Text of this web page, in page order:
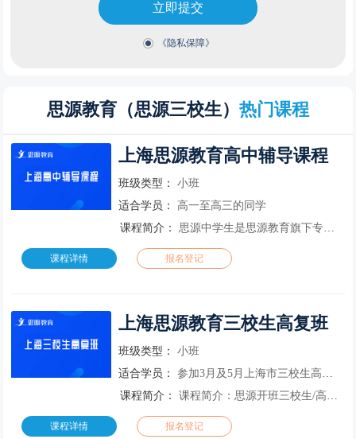
立即提交
《隐私保障》
思源教育（思源三校生） 热门课程
上海思源教育高中辅导课程
班级类型：
小班
适合学员：
高一至高三的同学
课程简介：
思源中学生是思源教育旗下专业的中学生辅导品牌，为高一至高三的学生提供专业有效的学习辅导！上海思源教育高中辅导四大优势：老师用心|孩子开心|家长放心科学的课程体系：教授各种综合题型解题方法和思路，让孩子
课程详情 报名登记
上海思源教育三校生高复班
班级类型：
小班
适合学员：
参加3月及5月上海市三校生高考的历届、应届三校毕业生、非沪籍考生
课程简介：
课程简介：思源开班三校生/高复已有十多年历史，汇聚了一大批教学水平高、教学经验丰富的三校生高复老师，学校开设多种班级，分别满足学员不同的需要，加之我院的专业管理，帮助众多学子成功考入理想的各级院校！上
课程详情 报名登记